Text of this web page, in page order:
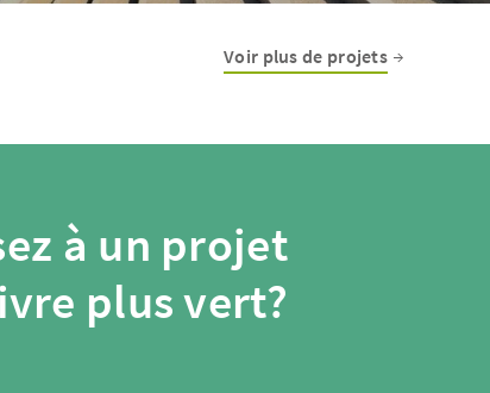
Voir plus de projets
à un projet
plus vert?